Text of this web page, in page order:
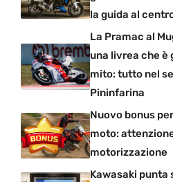
la guida al
La Pramac al
una livrea che è
mito: tutto nel
Pininfarina
Nuovo bonus
moto:
motorizzazione
Kawasaki punta